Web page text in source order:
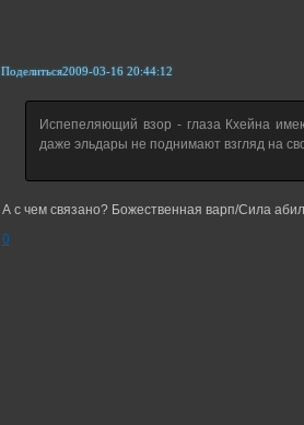
Поделиться2009-03-16 20:44:12
Испепеляющий взор - глаза Кхейна
даже эльдары не поднимают взгляд на
А с чем связано? Божественная варп/Сила
0